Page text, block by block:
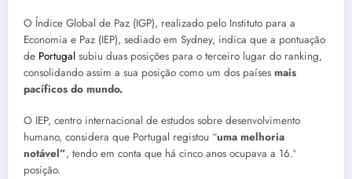
O Índice Global de Paz (IGP), realizado pelo Instituto para a
Economia e Paz (IEP), sediado em Sydney, indica que a pontuação
de Portugal subiu duas posições para o terceiro lugar do ranking,
consolidando assim a sua posição como um dos países mais
pacíficos do mundo.
O IEP, centro internacional de estudos sobre desenvolvimento
humano, considera que Portugal registou “uma melhoria
notável”, tendo em conta que há cinco anos ocupava a 16.ª
posição.